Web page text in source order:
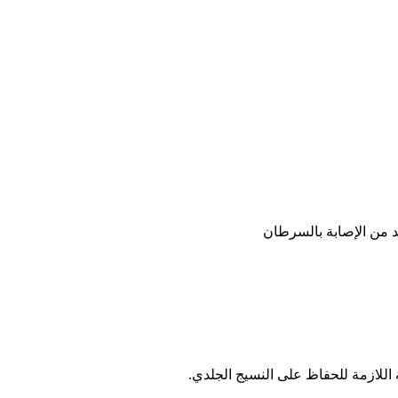
من الإصابة بالسرطان
للحفاظ على النسيج الجلدي.